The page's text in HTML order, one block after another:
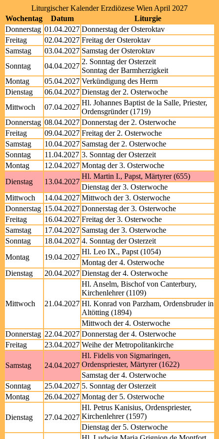
Liturgischer Kalender Erzdiözese Wien April 2027
Wochentag
Datum
Liturgie
Donnerstag 01.04.2027 Donnerstag der Osteroktav
Freitag
02.04.2027 Freitag der Osteroktav
Samstag
03.04.2027 Samstag der Osteroktav
Sonntag
04.04.2027
2. Sonntag der Osterzeit
Sonntag der Barmherzigkeit
Montag
05.04.2027 Verkündigung des Herrn
Dienstag
06.04.2027 Dienstag der 2. Osterwoche
Mittwoch
07.04.2027
Hl. Johannes Baptist de la Salle, Priester,
Ordensgründer (1719)
Donnerstag 08.04.2027 Donnerstag der 2. Osterwoche
Freitag
09.04.2027 Freitag der 2. Osterwoche
Samstag
10.04.2027 Samstag der 2. Osterwoche
Sonntag
11.04.2027 3. Sonntag der Osterzeit
Montag
12.04.2027 Montag der 3. Osterwoche
Dienstag
13.04.2027
Hl. Martin I., Papst, Märtyrer (655)
Dienstag der 3. Osterwoche
Mittwoch
14.04.2027 Mittwoch der 3. Osterwoche
Donnerstag 15.04.2027 Donnerstag der 3. Osterwoche
Freitag
16.04.2027 Freitag der 3. Osterwoche
Samstag
17.04.2027 Samstag der 3. Osterwoche
Sonntag
18.04.2027 4. Sonntag der Osterzeit
Montag
19.04.2027
Hl. Leo IX., Papst (1054)
Montag der 4. Osterwoche
Dienstag
20.04.2027 Dienstag der 4. Osterwoche
Mittwoch 21.04.2027
Hl. Anselm, Bischof von Canterbury,
Kirchenlehrer (1109)
Hl. Konrad von Parzham, Ordensbruder in
Altötting (1894)
Mittwoch der 4. Osterwoche
Donnerstag 22.04.2027 Donnerstag der 4. Osterwoche
Freitag
23.04.2027 Weihe der Metropolitankirche
Samstag 24.04.2027
Hl. Fidelis von Sigmaringen,
Ordenspriester, Märtyrer (1622)
Samstag der 4. Osterwoche
Sonntag
25.04.2027 5. Sonntag der Osterzeit
Montag
26.04.2027 Montag der 5. Osterwoche
Dienstag 27.04.2027
Hl. Petrus Kanisius, Ordenspriester,
Kirchenlehrer (1597)
Dienstag der 5. Osterwoche